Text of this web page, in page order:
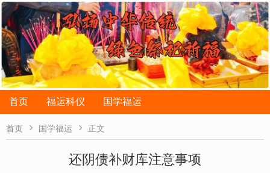
首页 福运科仪 国学福运
首页  国学福运  正文
还阴债补财库注意事项